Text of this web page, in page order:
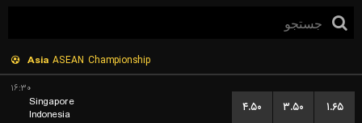
Asia ASEAN Championship
۱۶:۳۰
Singapore
Indonesia
۴.۵۰ ۳.۵۰ ۱.۶۵